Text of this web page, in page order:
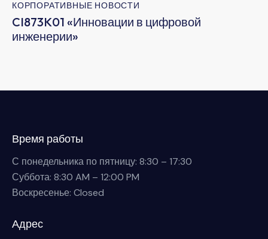
КОРПОРАТИВНЫЕ НОВОСТИ
CI873K01 «Инновации в цифровой
инженерии»
Время работы
С понедельника по пятницу: 8:30 – 17:30
Суббота: 8:30 AM – 12:00 PM
Воскресенье: Closed
Адрес